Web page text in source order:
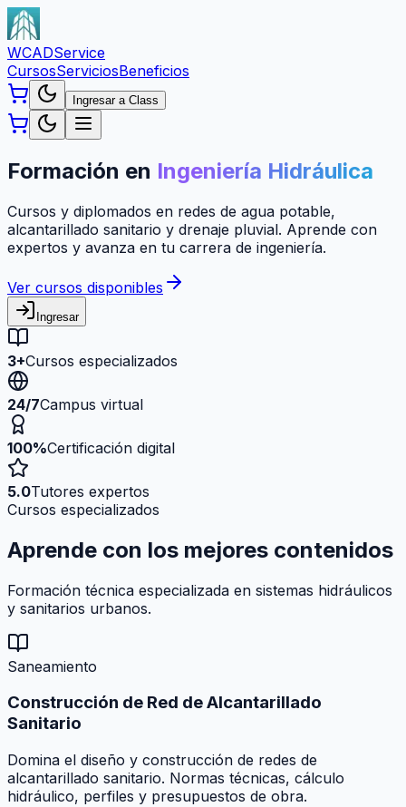
WCADService
CursosServiciosBeneficios
Ingresar a Class
Formación en Ingeniería Hidráulica
Cursos y diplomados en redes de agua potable,
alcantarillado sanitario y drenaje pluvial. Aprende con
expertos y avanza en tu carrera de ingeniería.
Ver cursos disponibles
Ingresar
3+Cursos especializados
24/7Campus virtual
100%Certificación digital
5.0Tutores expertos
Cursos especializados
Aprende con los mejores contenidos
Formación técnica especializada en sistemas hidráulicos
y sanitarios urbanos.
Saneamiento
Construcción de Red de Alcantarillado
Sanitario
Domina el diseño y construcción de redes de
alcantarillado sanitario. Normas técnicas, cálculo
hidráulico, perfiles y presupuestos de obra.